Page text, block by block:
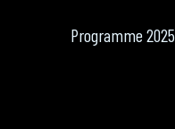
Programme 2025